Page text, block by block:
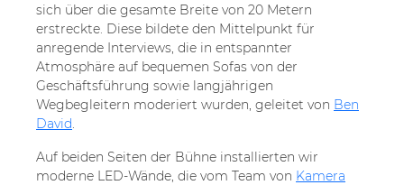
sich über die gesamte Breite von 20 Metern
erstreckte. Diese bildete den Mittelpunkt für
anregende Interviews, die in entspannter
Atmosphäre auf bequemen Sofas von der
Geschäftsführung sowie langjährigen
Wegbegleitern moderiert wurden, geleitet von Ben
David.
Auf beiden Seiten der Bühne installierten wir
moderne LED-Wände, die vom Team von Kamera